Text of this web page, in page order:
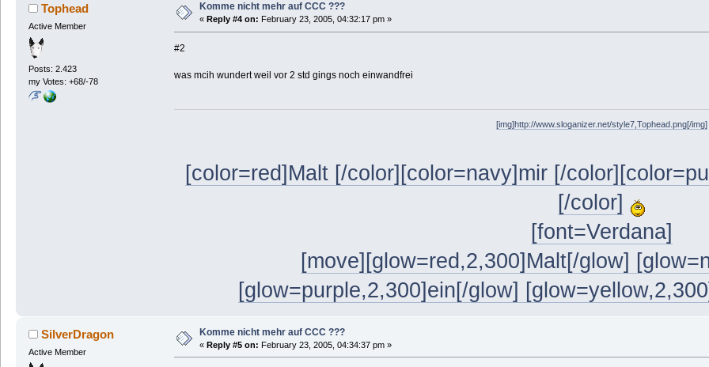
Tophead
Active Member
Posts: 2.423
my Votes: +68/-78
Komme nicht mehr auf CCC ???
« Reply #4 on: February 23, 2005, 04:32:17 pm »
#2
was mcih wundert weil vor 2 std gings noch einwandfrei
[img]http://www.sloganizer.net/style7,Tophead.png[/img]
[color=red]Malt [/color][color=navy]mir [/
[/color]
[font=Verdana]
[move][glow=red,2,300]Malt[/glow]
[glow=purple,2,300]ein[/glow]
SilverDragon
Active Member
Komme nicht mehr auf CCC ???
« Reply #5 on: February 23, 2005, 04:34:37 pm »